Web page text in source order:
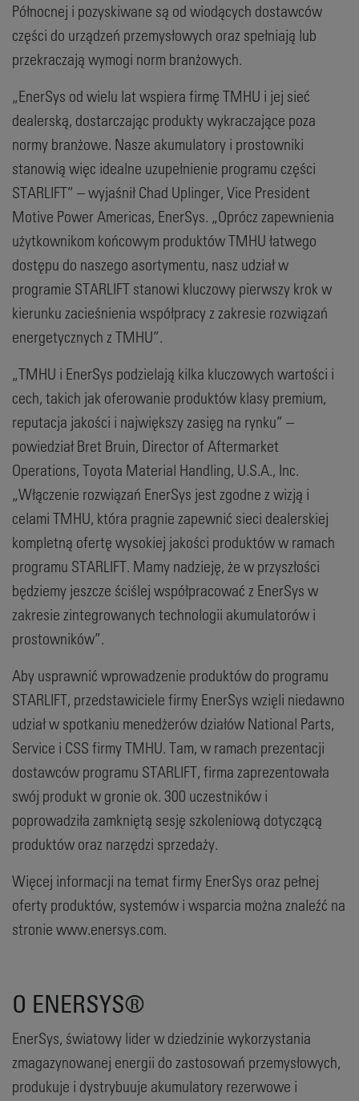
Północnej i pozyskiwane są od wiodących dostawców
części do urządzeń przemysłowych oraz spełniają lub
przekraczają wymogi norm branżowych.
„EnerSys od wielu lat wspiera firmę TMHU i jej sieć
dealerską, dostarczając produkty wykraczające poza
normy branżowe. Nasze akumulatory i prostowniki
stanowią więc idealne uzupełnienie programu części
STARLIFT” – wyjaśnił Chad Uplinger, Vice President
Motive Power Americas, EnerSys. „Oprócz zapewnienia
użytkownikom końcowym produktów TMHU łatwego
dostępu do naszego asortymentu, nasz udział w
programie STARLIFT stanowi kluczowy pierwszy krok w
kierunku zacieśnienia współpracy z zakresie rozwiązań
energetycznych z TMHU”.
„TMHU i EnerSys podzielają kilka kluczowych wartości i
cech, takich jak oferowanie produktów klasy premium,
reputacja jakości i największy zasięg na rynku” –
powiedział Bret Bruin, Director of Aftermarket
Operations, Toyota Material Handling, U.S.A., Inc.
„Włączenie rozwiązań EnerSys jest zgodne z wizją i
celami TMHU, która pragnie zapewnić sieci dealerskiej
kompletną ofertę wysokiej jakości produktów w ramach
programu STARLIFT. Mamy nadzieję, że w przyszłości
będziemy jeszcze ściślej współpracować z EnerSys w
zakresie zintegrowanych technologii akumulatorów i
prostowników”.
Aby usprawnić wprowadzenie produktów do programu
STARLIFT, przedstawiciele firmy EnerSys wzięli niedawno
udział w spotkaniu menedżerów działów National Parts,
Service i CSS firmy TMHU. Tam, w ramach prezentacji
dostawców programu STARLIFT, firma zaprezentowała
swój produkt w gronie ok. 300 uczestników i
poprowadziła zamkniętą sesję szkoleniową dotyczącą
produktów oraz narzędzi sprzedaży.
Więcej informacji na temat firmy EnerSys oraz pełnej
oferty produktów, systemów i wsparcia można znaleźć na
stronie www.enersys.com.
O ENERSYS®
EnerSys, światowy lider w dziedzinie wykorzystania
zmagazynowanej energii do zastosowań przemysłowych,
produkuje i dystrybuuje akumulatory rezerwowe i